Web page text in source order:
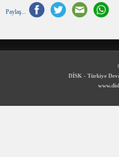
Paylaş...
DİSK - Türkiye